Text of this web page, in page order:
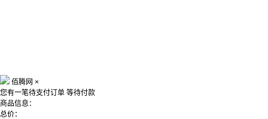
佰腾网 ×
您有一笔待支付订单 等待付款
商品信息：
总价：